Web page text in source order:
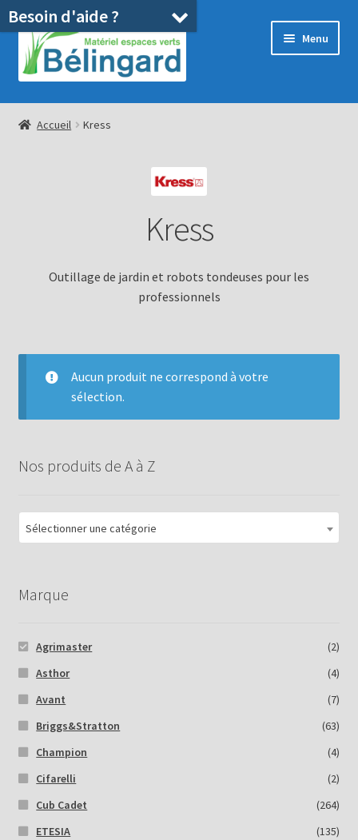
Aller
la
Aller
au
contenu
Menu
Accueil
Occasions
Accueil Kress
Kress
Outillage de jardin et robots tondeuses pour les
professionnels
Aucun produit ne correspond à votre
sélection.
Nos produits de A à Z
Sélectionner une catégorie
Marque
Agrimaster
(2)
Asthor
(4)
Avant
(7)
Briggs&Stratton
(63)
Champion
(4)
Cifarelli
(2)
Cub Cadet
(264)
ETESIA
(135)
Besoin d'aide ?